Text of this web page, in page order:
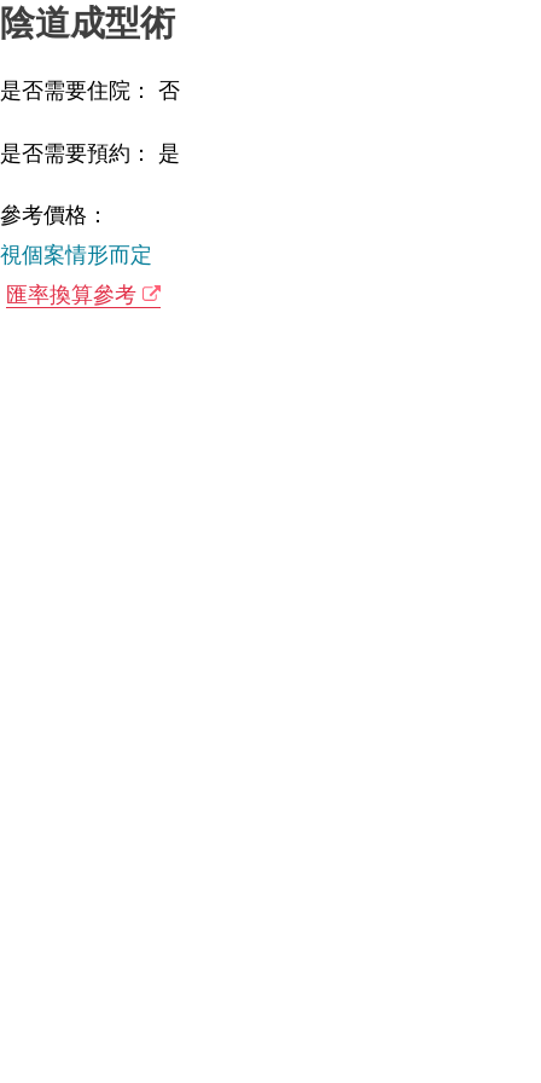
陰道成型術
是否需要住院： 否
是否需要預約： 是
參考價格：
視個案情形而定
匯率換算參考